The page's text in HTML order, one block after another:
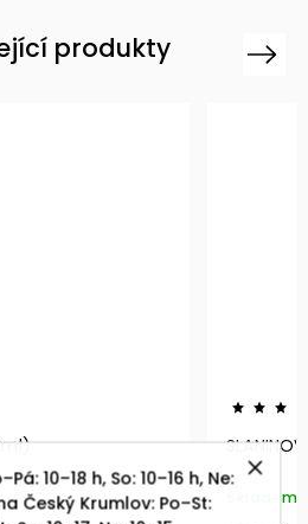
10–18 h, So: 10–16 h, Ne:
Český Krumlov: Po–St:
produkty
SLANINOVÝ JAZZ
Skladem
Next